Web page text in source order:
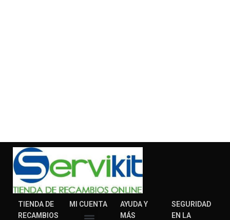
TIENDA DE
RECAMBIOS
MI CUENTA
AYUDA Y
MÁS
SEGURIDAD
EN LA